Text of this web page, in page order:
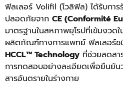
ฟิลเลอร์ Volifil (โวลิฟิล) ได้รับการ
ปลอดภัยจาก CE (Conformité
มาตรฐานในสหภาพยุโรปที่เข้มงวด
ผลิตภัณฑ์ทางการแพทย์ ฟิลเลอร์ช
HCCL™ Technology ที่ช่วยลดสา
การทดสอบอย่างละเอียดเพื่อยืนยัน
สารอันตรายในร่างกาย